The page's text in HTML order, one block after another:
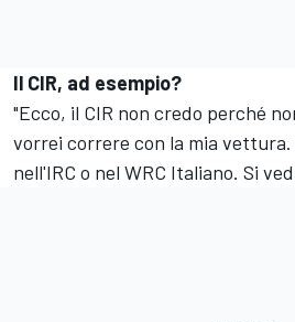
Il CIR, ad esempio?
"Ecco, il CIR non credo perché
vorrei correre con la mia
nell'IRC o nel WRC Italiano. Si